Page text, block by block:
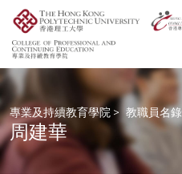
專業及持續教育學院 > 教職員名錄
周建華